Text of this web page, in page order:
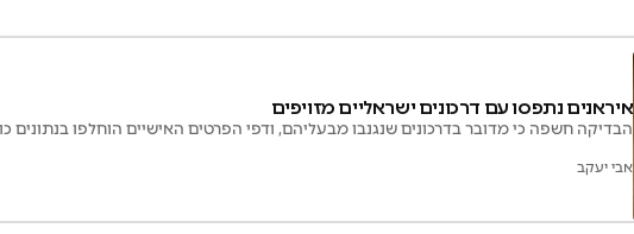
איראנים נתפסו עם דרכונים ישראליים מזויפים
הבדיקה חשפה כי מדובר בדרכונים שנגנבו מבעליהם, ודפי הפרטים האישיים הוחלפו בנתונים
אבי יעקב